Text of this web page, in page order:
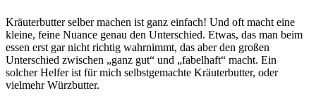
Kräuterbutter selber machen ist ganz einfach! Und oft macht eine
kleine, feine Nuance genau den Unterschied. Etwas, das man beim
essen erst gar nicht richtig wahrnimmt, das aber den großen
Unterschied zwischen „ganz gut“ und „fabelhaft“ macht. Ein
solcher Helfer ist für mich selbstgemachte Kräuterbutter, oder
vielmehr Würzbutter.